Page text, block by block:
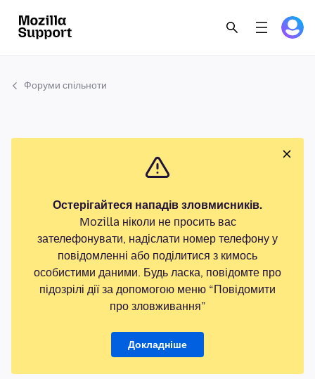
Форуми спільноти
Остерігайтеся нападів зловмисників.
Mozilla ніколи не просить вас
зателефонувати, надіслати номер телефону у
повідомленні або поділитися з кимось
особистими даними. Будь ласка, повідомте про
підозрілі дії за допомогою меню “Повідомити
про зловживання”
Докладніше